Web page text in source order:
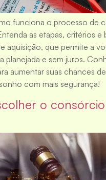
funciona o processo de
as etapas, critérios e
aquisição, que permite a
planejada e sem juros.
aumentar suas chances
com mais segurança!
o